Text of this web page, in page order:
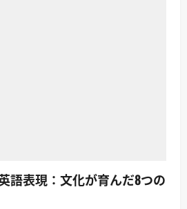
語表現：文化が育んだ8つの